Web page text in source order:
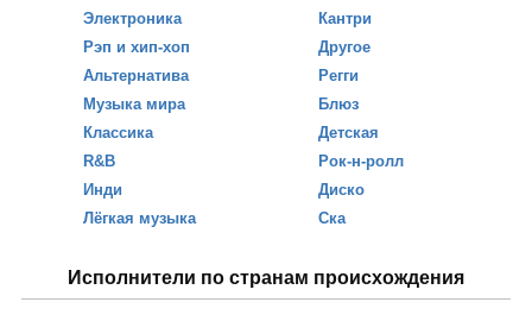
Электроника
Рэп и хип-хоп
Альтернатива
Музыка мира
Классика
R&B
Инди
Лёгкая музыка
Кантри
Другое
Регги
Блюз
Детская
Рок-н-ролл
Диско
Ска
Исполнители по странам происхождения